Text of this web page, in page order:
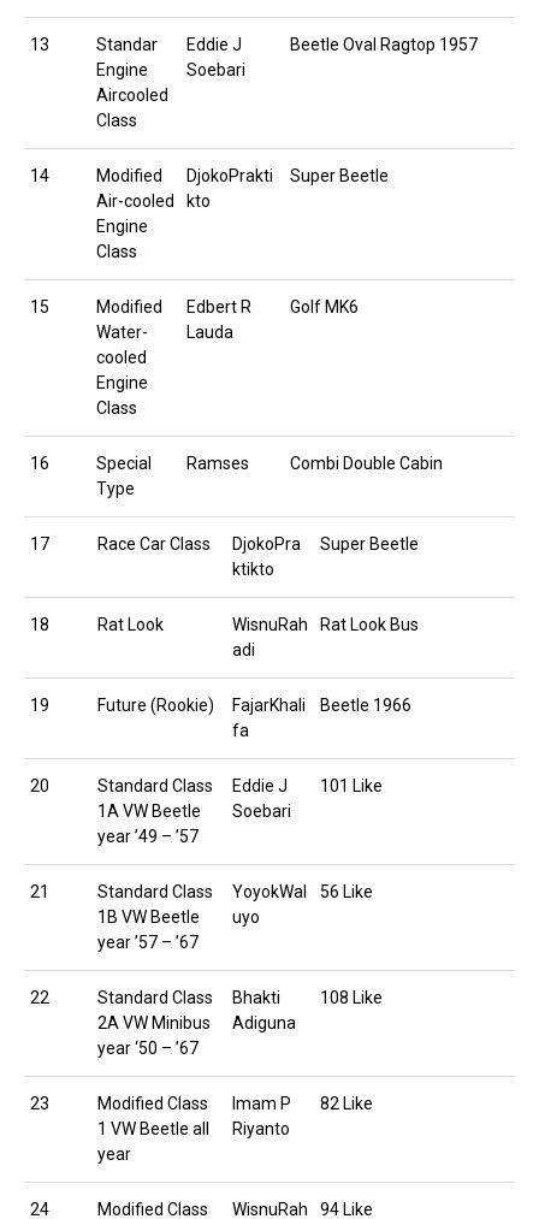
13
Standar
Engine
Aircooled
Class
Eddie J
Soebari
Beetle Oval Ragtop 1957
14
Modified
Air-cooled
Engine
Class
DjokoPrakti
kto
Super Beetle
15
Modified
Water-
cooled
Engine
Class
Edbert R
Lauda
Golf MK6
16
Special
Type
Ramses Combi Double Cabin
17 Race Car Class
DjokoPra
ktikto
Super Beetle
18 Rat Look
WisnuRah
adi
Rat Look Bus
19 Future (Rookie)
FajarKhali
fa
Beetle 1966
20
Standard Class
1A VW Beetle
year ’49 – ’57
Eddie J
Soebari
101 Like
21
Standard Class
1B VW Beetle
year ’57 – ’67
YoyokWal
uyo
56 Like
22
Standard Class
2A VW Minibus
year ‘50 – ’67
Bhakti
Adiguna
108 Like
23
Modified Class
1 VW Beetle all
year
Imam P
Riyanto
82 Like
24 Modified Class WisnuRah 94 Like